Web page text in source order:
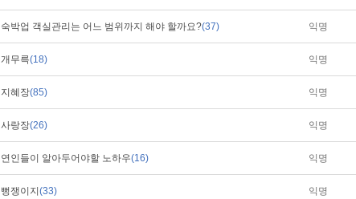
숙박업 객실관리는 어느 범위까지 해야 할까요?(37) 익명
개무륵(18) 익명
지혜장(85) 익명
사랑장(26) 익명
연인들이 알아두어야할 노하우(16) 익명
뻥쟁이지 (33) 익명